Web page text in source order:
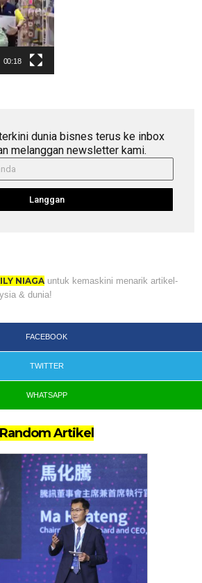
00:18
dunia bisnes terus ke inbox
melanggan newsletter kami.
Langgan
NIAGAuntuk kemaskini menarik artikel-
& dunia!
FACEBOOK
TWITTER
WHATSAPP
Random Artikel